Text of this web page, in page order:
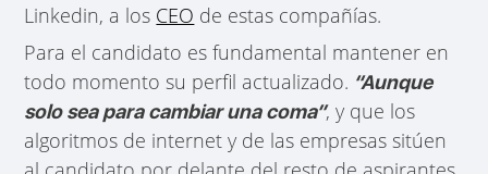
Linkedin, a los CEO de estas compañías.
Para el candidato es fundamental mantener en
todo momento su perfil actualizado. “Aunque
solo sea para cambiar una coma”, y que los
algoritmos de internet y de las empresas sitúen